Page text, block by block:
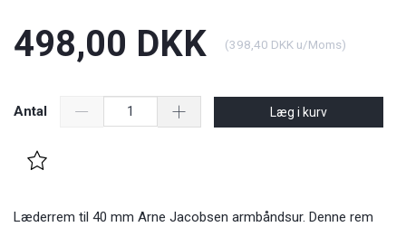
498,00 DKK (398,40 DKK u/Moms)
Antal Læg i kurv
Læderrem til 40 mm Arne Jacobsen armbåndsur. Denne rem